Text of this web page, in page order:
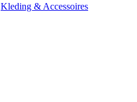
Kleding & Accessoires